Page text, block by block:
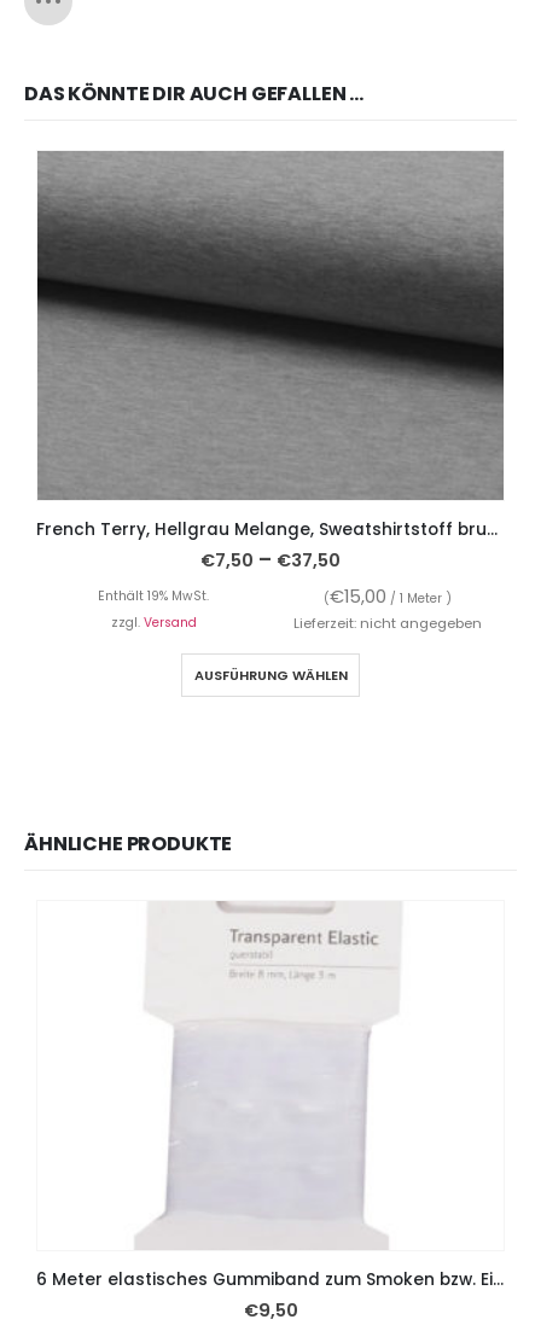
DAS KÖNNTE DIR AUCH GEFALLEN …
French Terry, Hellgrau Melange, Sweatshirtstoff brushed
€7,50 – €37,50
Enthält 19% MwSt. (€15,00 / 1 Meter )
zzgl. Versand Lieferzeit: nicht angegeben
AUSFÜHRUNG WÄHLEN
ÄHNLICHE PRODUKTE
6 Meter elastisches Gummiband zum Smoken bzw. Einkräuseln, durchsichtig!
€9,50